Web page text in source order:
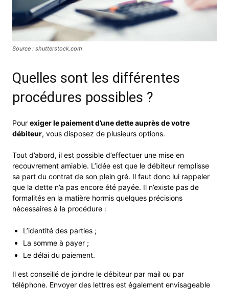
Source : shutterstock.com
Quelles sont les différentes
procédures possibles ?
Pour exiger le paiement d’une dette auprès de votre
débiteur, vous disposez de plusieurs options.
Tout d’abord, il est possible d’effectuer une mise en
recouvrement amiable. L’idée est que le débiteur remplisse
sa part du contrat de son plein gré. Il faut donc lui rappeler
que la dette n’a pas encore été payée. Il n’existe pas de
formalités en la matière hormis quelques précisions
nécessaires à la procédure :
L’identité des parties ;
La somme à payer ;
Le délai du paiement.
Il est conseillé de joindre le débiteur par mail ou par
téléphone. Envoyer des lettres est également envisageable